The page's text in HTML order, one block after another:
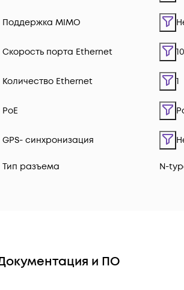
Поддержка MIMO
Скорость порта Ethernet
Количество Ethernet 1
PoE
GPS- синхронизация
Тип разъема N-
и ПО